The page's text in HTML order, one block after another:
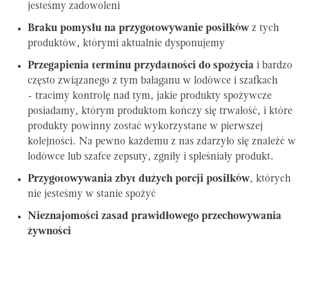
jesteśmy zadowoleni
Braku pomysłu na przygotowywanie posiłków z tych
produktów, którymi aktualnie dysponujemy
Przegapienia terminu przydatności do spożycia i bardzo
często związanego z tym bałaganu w lodówce i szafkach
- tracimy kontrolę nad tym, jakie produkty spożywcze
posiadamy, którym produktom kończy się trwałość, i które
produkty powinny zostać wykorzystane w pierwszej
kolejności. Na pewno każdemu z nas zdarzyło się znaleźć w
lodówce lub szafce zepsuty, zgniły i spleśniały produkt.
Przygotowywania zbyt dużych porcji posiłków, których
nie jesteśmy w stanie spożyć
Nieznajomości zasad prawidłowego przechowywania
żywności